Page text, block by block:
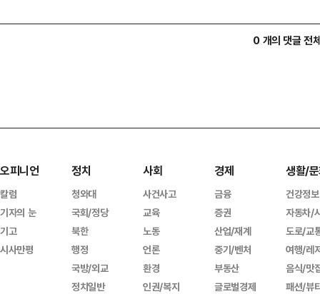
0 개의 댓글 전
오피니언
칼럼
기자의 눈
기고
시사만평
정치
청와대
국회/정당
북한
행정
국방/외교
정치일반
사회
사건사고
교육
노동
언론
환경
인권/복지
경제
금융
증권
산업/재계
중기/벤처
부동산
글로벌경제
생활/
건강정보
자동차/
도로/교
여행/레
음식/맛
패션/뷰